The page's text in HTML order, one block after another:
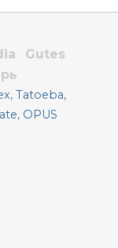
Gutes
,Tatoeba,
, OPUS